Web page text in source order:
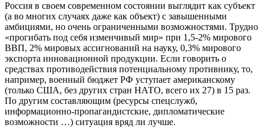
Россия в своем современном состоянии выглядит как субъект
(а во многих случаях даже как объект) с завышенными
амбициями, но очень ограниченными возможностями. Трудно
«прогибать под себя изменчивый мир» при 1,5-2% мирового
ВВП, 2% мировых ассигнований на науку, 0,3% мирового
экспорта инновационной продукции. Если говорить о
средствах противодействия потенциальному противнику, то,
например, военный бюджет РФ уступает американскому
(только США, без других стран НАТО, всего их 27) в 15 раз.
По другим составляющим (ресурсы спецслужб,
информационно-пропагандистские, дипломатические
возможности …) ситуация вряд ли лучше.